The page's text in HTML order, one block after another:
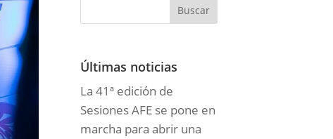
g
r
a
s
Últimas noticias
La 41ª edición de
Sesiones AFE se pone en
marcha para abrir una